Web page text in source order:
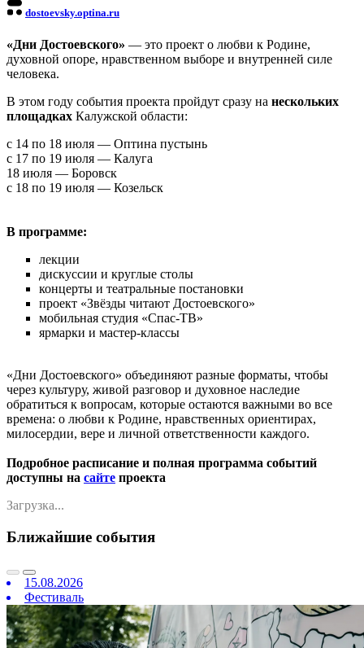
dostoevsky.optina.ru
«Дни Достоевского» — это проект о любви к Родине,
духовной опоре, нравственном выборе и внутренней силе
человека.
В этом году события проекта пройдут сразу на нескольких
площадках Калужской области:
с 14 по 18 июля — Оптина пустынь
с 17 по 19 июля — Калуга
18 июля — Боровск
с 18 по 19 июля — Козельск
В программе:
лекции
дискуссии и круглые столы
концерты и театральные постановки
проект «Звёзды читают Достоевского»
мобильная студия «Спас-ТВ»
ярмарки и мастер-классы
«Дни Достоевского» объединяют разные форматы, чтобы
через культуру, живой разговор и духовное наследие
обратиться к вопросам, которые остаются важными во все
времена: о любви к Родине, нравственных ориентирах,
милосердии, вере и личной ответственности каждого.
Подробное расписание и полная программа событий
доступны на сайте проекта
Загрузка...
Ближайшие события
15.08.2026
Фестиваль